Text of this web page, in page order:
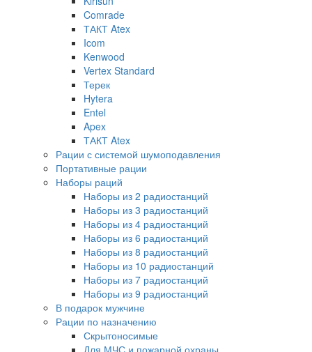
Comrade
ТАКТ Atex
Icom
Kenwood
Vertex Standard
Терек
Hytera
Entel
Apex
ТАКТ Atex
Рации с системой шумоподавления
Портативные рации
Наборы раций
Наборы из 2 радиостанций
Наборы из 3 радиостанций
Наборы из 4 радиостанций
Наборы из 6 радиостанций
Наборы из 8 радиостанций
Наборы из 10 радиостанций
Наборы из 7 радиостанций
Наборы из 9 радиостанций
В подарок мужчине
Рации по назначению
Скрытоносимые
Для МЧС и пожарной охраны